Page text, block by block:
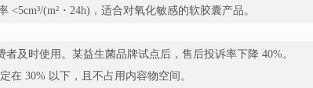
(m²・24h)，适合对氧化敏感的软胶囊产品。
及时使用。某益生菌品牌试点后，售后投诉率下降 40%。
在 30% 以下，且不占用内容物空间。